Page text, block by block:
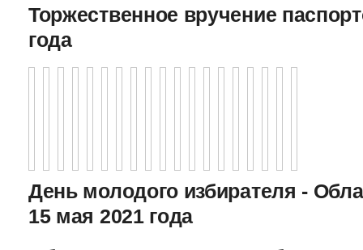
Торжественное вручение
года
День молодого избирателя -
15 мая 2021 года